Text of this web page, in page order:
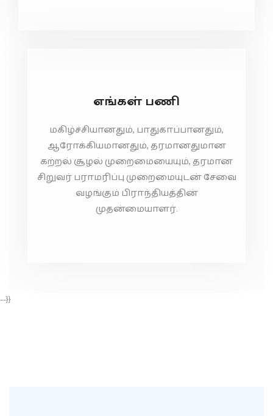
எங்கள் பணி
மகிழ்ச்சியானதும், பாதுகாப்பானதும்,
ஆரோக்கியமானதும், தரமானதுமான
கற்றல் சூழல் முறைமையையும், தரமான
சிறுவர் பராமரிப்பு முறைமையுடன் சேவை
வழங்கும் பிராந்தியத்தின்
முதன்மையாளர்.
--}}